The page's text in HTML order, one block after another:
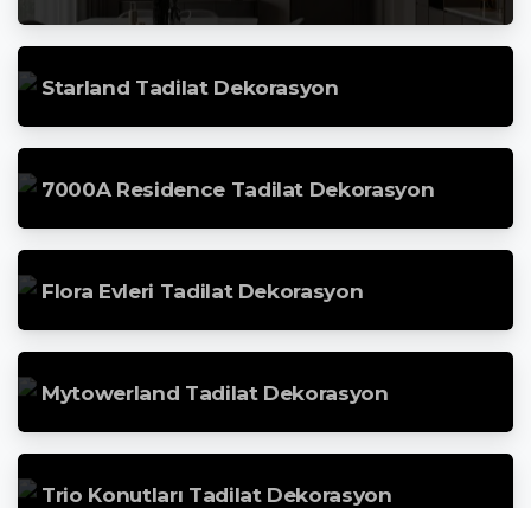
Starland Tadilat Dekorasyon
7000A Residence Tadilat Dekorasyon
Flora Evleri Tadilat Dekorasyon
Mytowerland Tadilat Dekorasyon
Trio Konutları Tadilat Dekorasyon